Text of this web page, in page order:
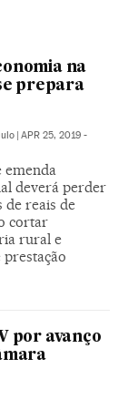
na
prepara
APR 25, 2019 -
emenda
deverá perder
de reais de
cortar
rural e
por avanço